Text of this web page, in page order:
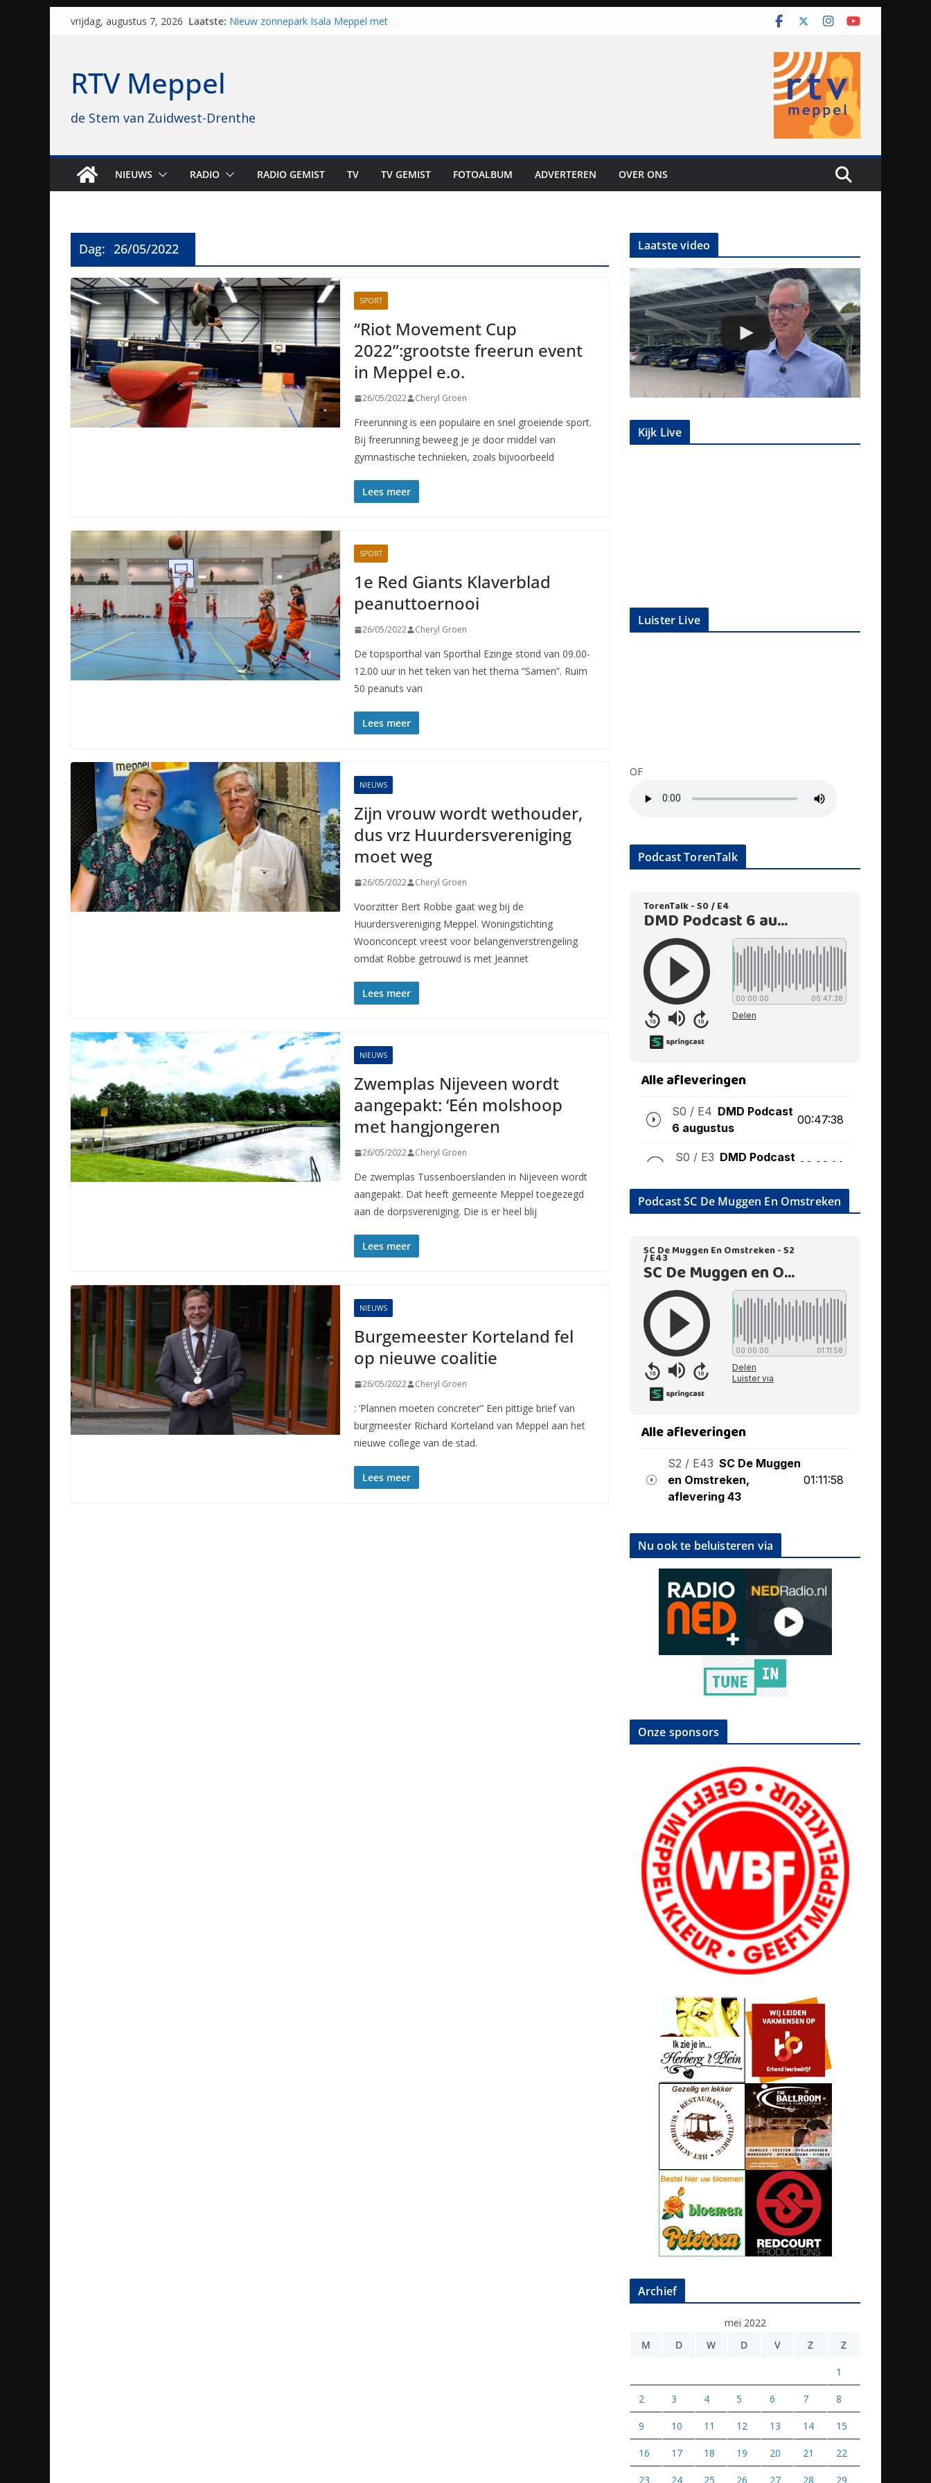
Skipvrijdag, augustus 7, 2026 Laatste: Nieuw zonnepark Isala Meppel met
brullende motoren: internationale
van vissport: “Dat is niet in geld uit te
drukken”
RTV Meppel
de Stem van Zuidwest-Drenthe
NIEUWS RADIO RADIO GEMIST TV TV GEMIST FOTOALBUM ADVERTEREN OVER ONS
Dag: 26/05/2022
SPORT
“Riot Movement Cup
2022”:grootste freerun event
in Meppel e.o.
26/05/2022 Cheryl Groen
Freerunning is een populaire en snel groeiende sport.
Bij freerunning beweeg je je door middel van
gymnastische technieken, zoals bijvoorbeeld
Lees meer
SPORT
1e Red Giants Klaverblad
peanuttoernooi
26/05/2022 Cheryl Groen
De topsporthal van Sporthal Ezinge stond van 09.00-
12.00 uur in het teken van het thema “Samen”. Ruim
50 peanuts van
Lees meer
NIEUWS
Zijn vrouw wordt wethouder,
dus vrz Huurdersvereniging
moet weg
26/05/2022 Cheryl Groen
Voorzitter Bert Robbe gaat weg bij de
Huurdersvereniging Meppel. Woningstichting
Woonconcept vreest voor belangenverstrengeling
omdat Robbe getrouwd is met Jeannet
Lees meer
NIEUWS
Zwemplas Nijeveen wordt
aangepakt: ‘Eén molshoop
met hangjongeren
26/05/2022 Cheryl Groen
De zwemplas Tussenboerslanden in Nijeveen wordt
aangepakt. Dat heeft gemeente Meppel toegezegd
aan de dorpsvereniging. Die is er heel blij
Lees meer
NIEUWS
Burgemeester Korteland fel
op nieuwe coalitie
26/05/2022 Cheryl Groen
: ‘Plannen moeten concreter” Een pittige brief van
burgmeester Richard Korteland van Meppel aan het
nieuwe college van de stad.
Lees meer
Laatste video
Kijk Live
Luister Live
OF
Podcast TorenTalk
Podcast SC De Muggen En Omstreken
Nu ook te beluisteren via
Onze sponsors
Archief
mei 2022
M
D W D V Z Z
1
2 3 4 5 6 7 8
9 10 11 12 13 14 15
16 17 18 19 20 21 22
23 24 25 26 27 28 29